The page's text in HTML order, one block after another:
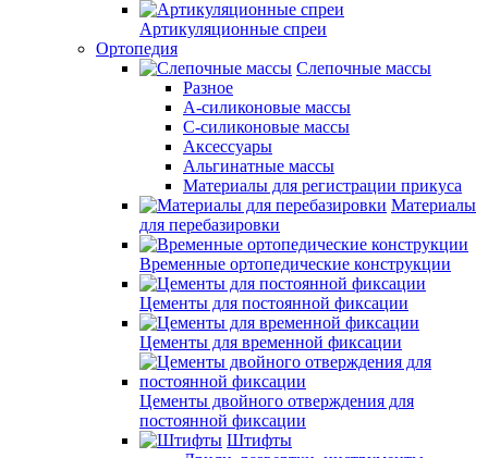
Артикуляционные спреи
Ортопедия
Слепочные массы
Разное
А-силиконовые массы
С-силиконовые массы
Аксессуары
Альгинатные массы
Материалы для регистрации прикуса
Материалы
для перебазировки
Временные ортопедические конструкции
Цементы для постоянной фиксации
Цементы для временной фиксации
Цементы двойного отверждения для
постоянной фиксации
Штифты